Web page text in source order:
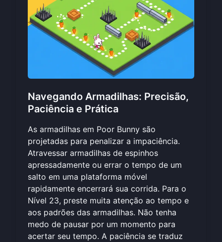
Navegando Armadilhas: Precisão,
Paciência e Prática
As armadilhas em Poor Bunny são
projetadas para penalizar a impaciência.
Atravessar armadilhas de espinhos
apressadamente ou errar o tempo de um
salto em uma plataforma móvel
rapidamente encerrará sua corrida. Para o
Nível 23, preste muita atenção ao tempo e
aos padrões das armadilhas. Não tenha
medo de pausar por um momento para
acertar seu tempo. A paciência se traduz